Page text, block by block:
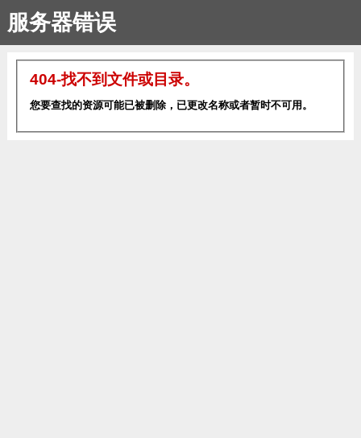
服务器错误
404-找不到文件或目录。
您要查找的资源可能已被删除，已更改名称或者暂时不可用。